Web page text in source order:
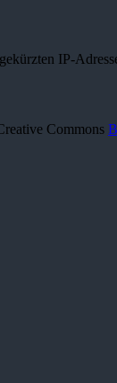
IP-
Commons